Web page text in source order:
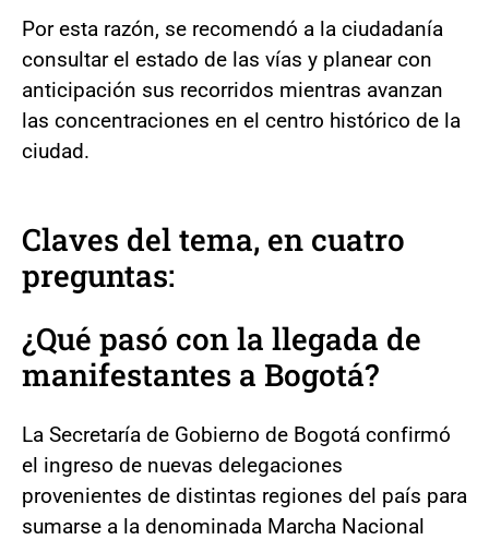
Por esta razón, se recomendó a la ciudadanía
consultar el estado de las vías y planear con
anticipación sus recorridos mientras avanzan
las concentraciones en el centro histórico de la
ciudad.
Claves del tema, en cuatro
preguntas:
¿Qué pasó con la llegada de
manifestantes a Bogotá?
La Secretaría de Gobierno de Bogotá confirmó
el ingreso de nuevas delegaciones
provenientes de distintas regiones del país para
sumarse a la denominada Marcha Nacional